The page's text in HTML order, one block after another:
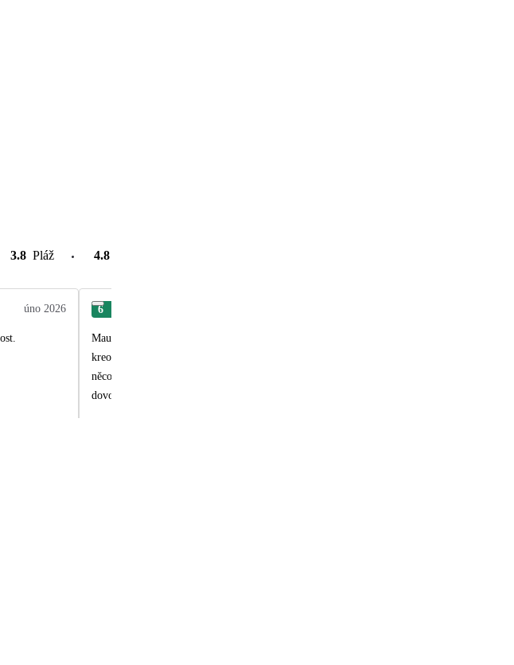
3.8 Pláž 4.8
úno 2026 6
Mauricius je nádherný ostrov. Za 10 dní jsem ho nestihla celý poznat. Plaž u hotelu
kreolska kuchyně zajímavá, dostatek ryb a mořských plodů .Personál milý, slušný i bez
něco málo davam??? Vzhledem k horku a vzdušné vlhkosti se celý svět krásně zpomalí, za
dovolené. Děkuji Čedoku paní Sabelové a delegace Mirce za splnění snu.